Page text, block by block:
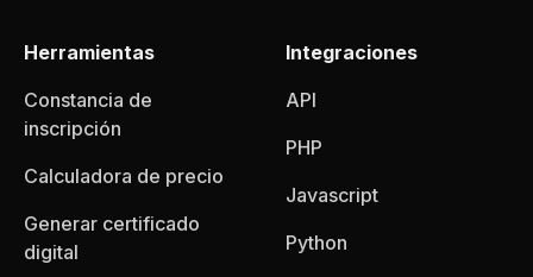
Herramientas
Constancia de
inscripción
Calculadora de precio
Generar certificado
digital
Integraciones
API
PHP
Javascript
Python